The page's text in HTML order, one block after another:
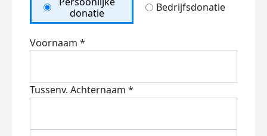
donatie
Bedrijfsdonatie
Voornaam *
Tussenv. Achternaam *